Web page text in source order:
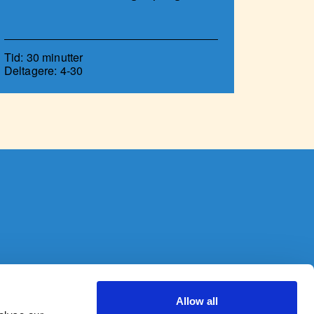
Allow all
Tid: 30 minutter
Deltagere: 4-30